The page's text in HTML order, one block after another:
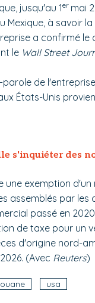
jusqu'au 1er mai
à savoir la
a confirmé le
le Wall Street
de
États-Unis
s'inquiéter des
une exemption
assemblés par les
passé en
de taxe pour un
d'origine nord-
(Avec Reuters)
usa